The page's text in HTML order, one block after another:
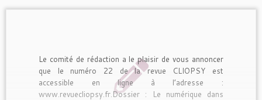
Le comité de rédaction a le plaisir de vous annoncer
que le numéro 22 de la revue CLIOPSY est
accessible en ligne à l’adresse :
www.revuecliopsy.fr.Dossier : Le numérique dans